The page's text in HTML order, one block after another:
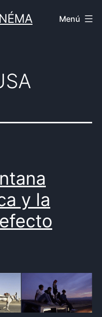
Menú
y la